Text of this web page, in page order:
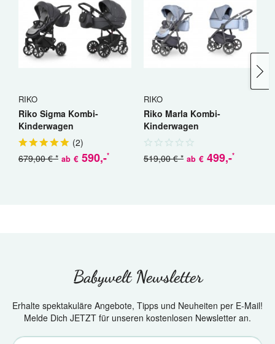
RIKO
Riko Sigma Kombi-
Kinderwagen
(2)
ab € 590,-*
679,00 € *
RIKO
Riko Marla Kombi-
Kinderwagen
ab € 499,-*
519,00 € *
Babywelt Newsletter
Erhalte spektakuläre Angebote, Tipps und Neuheiten per E-Mail!
Melde Dich JETZT für unseren kostenlosen Newsletter an.